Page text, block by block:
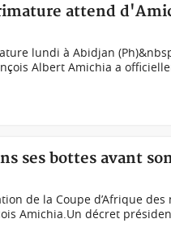
attend
lundi à Abidjan
Albert Amichia a
ses bottes avant
de la Coupe d’Afrique
Amichia.Un décret